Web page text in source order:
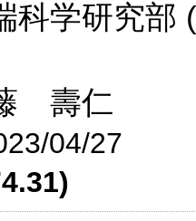
科学研究
壽仁
04/27